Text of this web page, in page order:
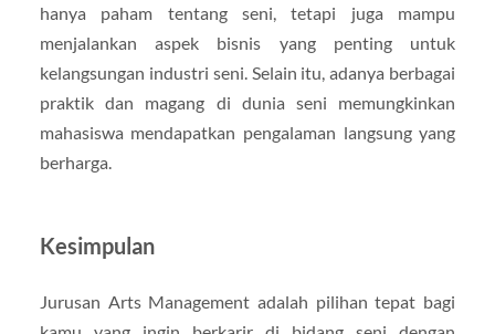
hanya paham tentang seni, tetapi juga mampu
menjalankan aspek bisnis yang penting untuk
kelangsungan industri seni. Selain itu, adanya berbagai
praktik dan magang di dunia seni memungkinkan
mahasiswa mendapatkan pengalaman langsung yang
berharga.
Kesimpulan
Jurusan Arts Management adalah pilihan tepat bagi